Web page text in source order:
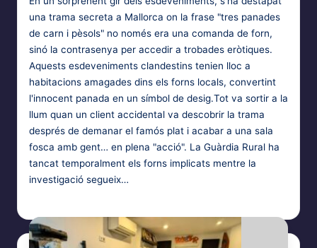
una trama secreta a Mallorca on la frase "tres panades
de carn i pèsols" no només era una comanda de forn,
sinó la contrasenya per accedir a trobades eròtiques.
Aquests esdeveniments clandestins tenien lloc a
habitacions amagades dins els forns locals, convertint
l'innocent panada en un símbol de desig.Tot va sortir a la
llum quan un client accidental va descobrir la trama
després de demanar el famós plat i acabar a una sala
fosca amb gent… en plena "acció". La Guàrdia Rural ha
tancat temporalment els forns implicats mentre la
investigació segueix…